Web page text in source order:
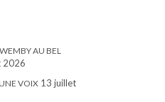
AU BEL
2026
VOIX 13 juillet